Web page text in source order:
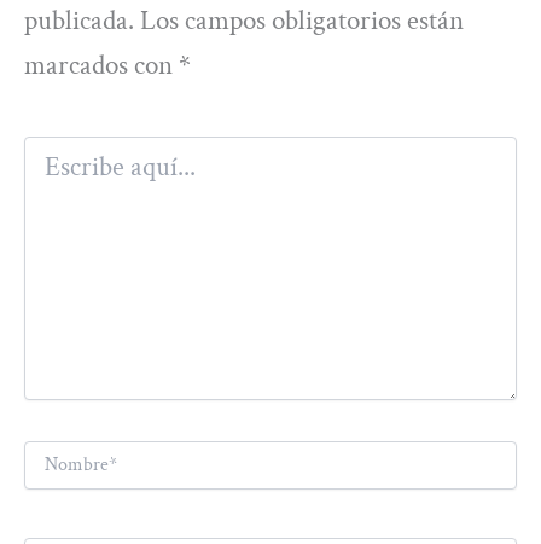
publicada. Los campos obligatorios están
marcados con *
Escribe
aquí...
Nombre*